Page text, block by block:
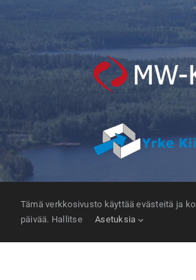
MW-Kehitys Oy /
35800 Mänttä
Tämä verkkosivusto käyttää evästeitä ja
päivää. Hallitse
Asetuksia